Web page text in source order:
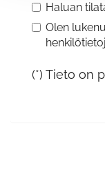
Haluan
Olen
(*) Tieto on